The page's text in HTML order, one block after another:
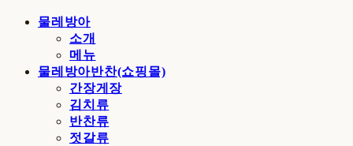
물레방아
소개
메뉴
물레방아반찬(쇼핑몰)
간장게장
김치류
반찬류
젓갈류